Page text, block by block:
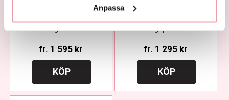
Anpassa
fr. 1 595 kr
KÖP
fr. 1 295 kr
KÖP